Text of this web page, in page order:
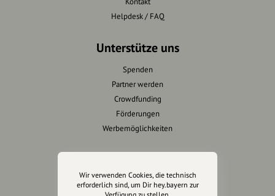
Helpdesk / FAQ
Unterstütze uns
Spenden
Partner werden
Crowdfunding
Förderungen
Werbemöglichkeiten
Impressum
Wir verwenden Cookies, die technisch
erforderlich sind, um Dir hey.bayern zur